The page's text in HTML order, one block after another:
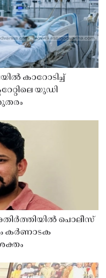
കാറോടിച്ച്
യുഡി
പൊലീസ്
കർണാടക